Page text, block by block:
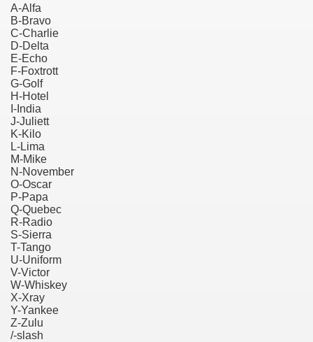
A-Alfa
B-Bravo
C-Charlie
D-Delta
E-Echo
F-Foxtrott
G-Golf
H-Hotel
I-India
J-Juliett
K-Kilo
L-Lima
M-Mike
N-November
O-Oscar
P-Papa
Q-Quebec
R-Radio
S-Sierra
T-Tango
U-Uniform
V-Victor
W-Whiskey
X-Xray
Y-Yankee
Z-Zulu
/-slash